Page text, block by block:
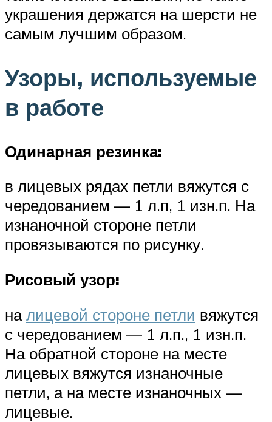
украшения держатся на шерсти не
самым лучшим образом.
Узоры, используемые
в работе
Одинарная резинка:
в лицевых рядах петли вяжутся с
чередованием — 1 л.п, 1 изн.п. На
изнаночной стороне петли
провязываются по рисунку.
Рисовый узор:
налицевой стороне петли вяжутся
с чередованием — 1 л.п., 1 изн.п.
На обратной стороне на месте
лицевых вяжутся изнаночные
петли, а на месте изнаночных —
лицевые.